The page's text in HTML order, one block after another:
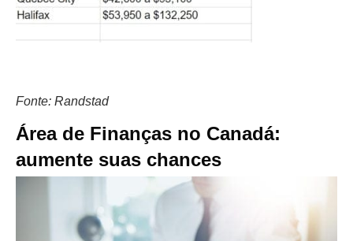
Fonte: Randstad
Área de Finanças no Canadá:
aumente suas chances